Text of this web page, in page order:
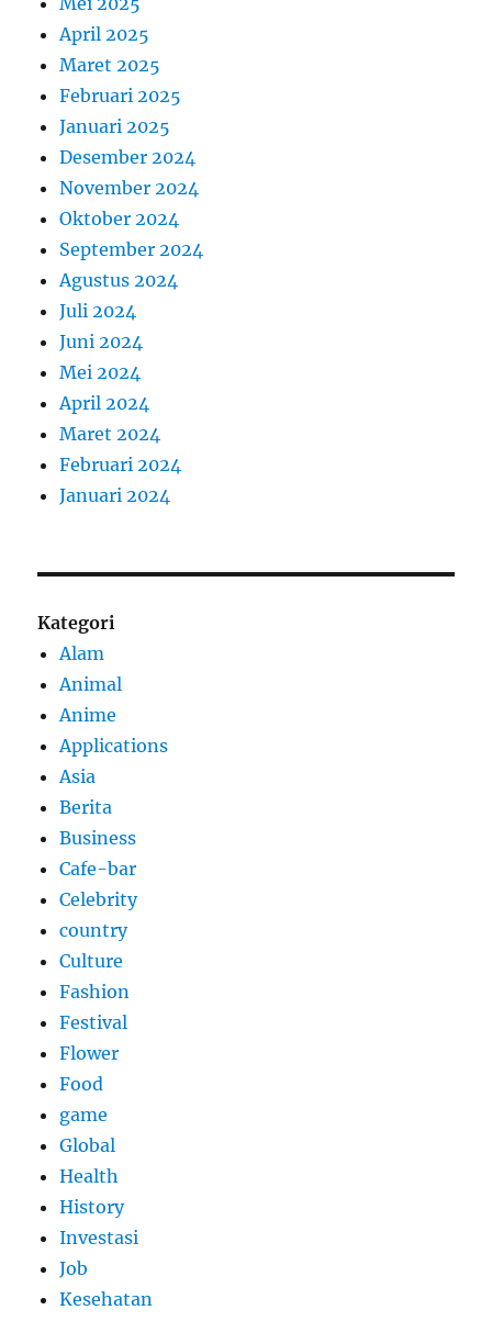
April 2025
Maret 2025
Februari 2025
Januari 2025
Desember 2024
November 2024
Oktober 2024
September 2024
Agustus 2024
Juli 2024
Juni 2024
Mei 2024
April 2024
Maret 2024
Februari 2024
Januari 2024
Kategori
Alam
Animal
Anime
Applications
Asia
Berita
Business
Cafe-bar
Celebrity
country
Culture
Fashion
Festival
Flower
Food
game
Global
Health
History
Investasi
Job
Kesehatan